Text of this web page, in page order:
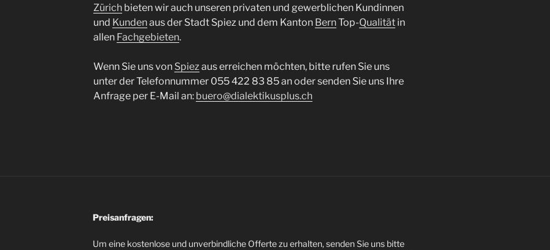
Zürichbieten wir auch unseren privaten und gewerblichen Kundinnen
und Kundenaus der Stadt Spiez und dem Kanton BernTop-Qualitätin
allen Fachgebieten.
Wenn Sie uns von Spiezaus erreichen möchten, bitte rufen Sie uns
unter der Telefonnummer 055 422 83 85 an oder senden Sie uns Ihre
Anfrage per E-Mail an: buero@dialektikusplus.ch
Preisanfragen:
Um eine kostenlose und unverbindliche Offerte zu erhalten, senden Sie uns bitte